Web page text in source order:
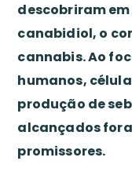
descobriram
canabidiol, o
cannabis. Ao
humanos,
produção de
alcançados
promissores.